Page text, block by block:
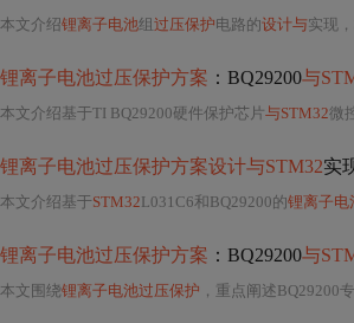
本文介绍锂离子电池组 过压保护电路的设计与实现
锂离子电池过压保护方案 ：BQ29200与
本文介绍基于TI BQ29200硬件保护芯片与STM32微
锂离子电池过压保护方案设计与STM32实
本文介绍基于STM32L031C6和BQ29200的锂离子电
锂离子电池过压保护方案 ：BQ29200与
本文围绕锂离子电池过压保护 ，重点阐述BQ29200